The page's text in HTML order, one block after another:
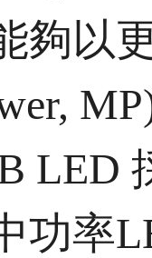
夠以
LED
功率